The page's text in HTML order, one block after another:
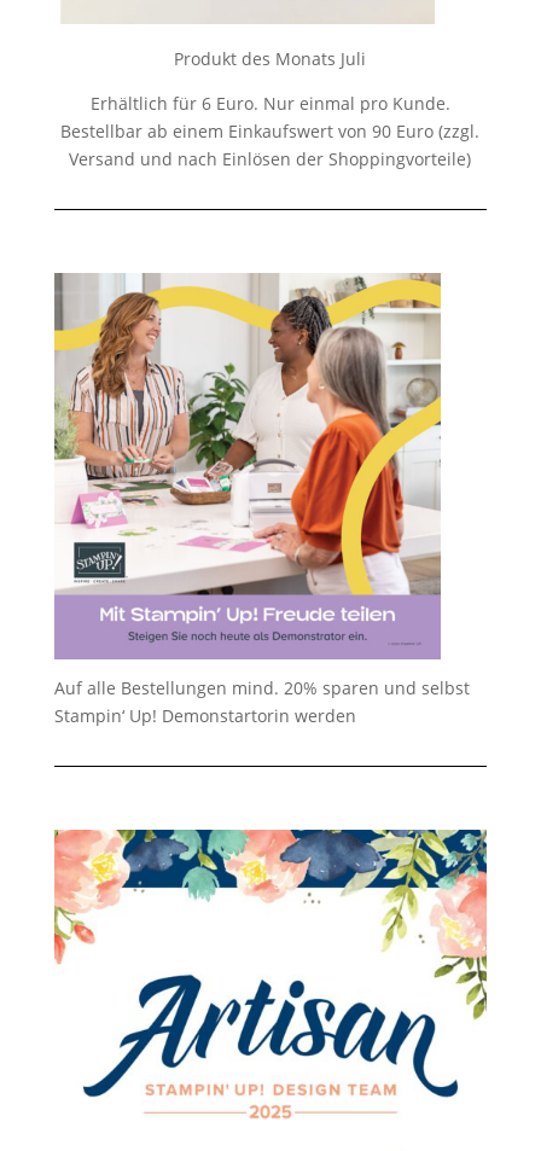
Produkt des Monats Juli
Erhältlich für 6 Euro. Nur einmal pro Kunde.
Bestellbar ab einem Einkaufswert von 90 Euro (zzgl.
Versand und nach Einlösen der Shoppingvorteile)
Auf alle Bestellungen mind. 20% sparen und selbst
Stampin‘ Up! Demonstartorin werden